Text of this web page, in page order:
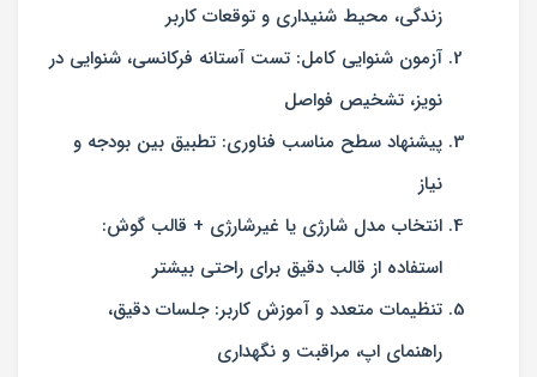
زندگی، محیط شنیداری و توقعات کاربر
آزمون شنوایی کامل: تست آستانه فرکانسی، شنوایی در
نویز، تشخیص فواصل
پیشنهاد سطح مناسب فناوری: تطبیق بین بودجه و
نیاز
انتخاب مدل شارژی یا غیرشارژی + قالب گوش:
استفاده از قالب دقیق برای راحتی بیشتر
تنظیمات متعدد و آموزش کاربر: جلسات دقیق،
راهنمای اپ، مراقبت و نگهداری